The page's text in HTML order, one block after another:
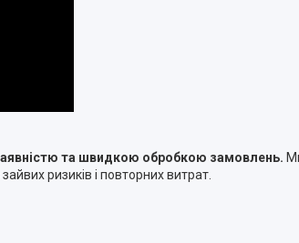
та швидкою обробкою замовлень.
ризиків і повторних витрат.